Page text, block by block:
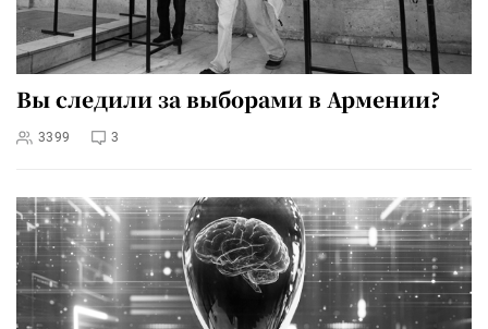
Вы следили за выборами в Армении?
3399 3